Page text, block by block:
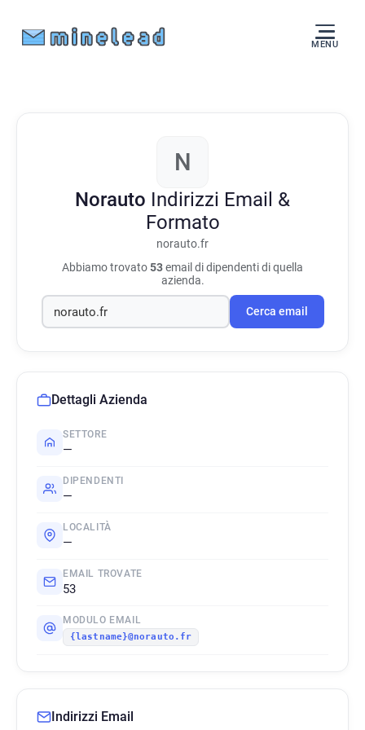
MENU
N
Norauto Indirizzi Email &
Formato
norauto.fr
Abbiamo trovato53email di dipendenti di quella
azienda.
Cerca email
Dettagli Azienda
SETTORE
—
DIPENDENTI
—
LOCALITÀ
—
EMAIL TROVATE
53
MODULO EMAIL
{lastname}@norauto.fr
Indirizzi Email